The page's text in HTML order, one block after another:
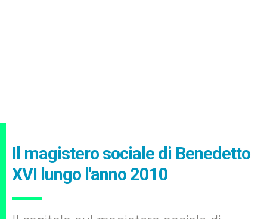
Il magistero sociale di Benedetto
XVI lungo l'anno 2010